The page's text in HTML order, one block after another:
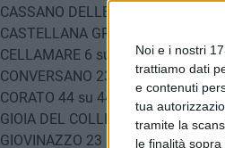
Noi e i nostri
trattiamo dati
e contenuti
tua
tramite la
le finalità
CASSANO DELLE MURGE 13 su 13 -
CASTELLANA GROTTE 18 su 18 -
CELLAMARE 6 su 6 - 24,40 %
CONVERSANO 23 su 23 - 10,75 %
CORATO 44 su 44 - 13,42 %
GIOIA DEL COLLE 25 su 25 - 25,63
GIOVINAZZO 23 su 23 - 12,48 %